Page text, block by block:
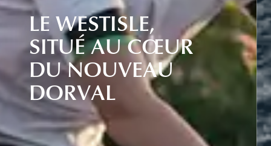
LE WESTISLE,
SITUÉAUCŒUR
DUNOUVEAU
DORVAL